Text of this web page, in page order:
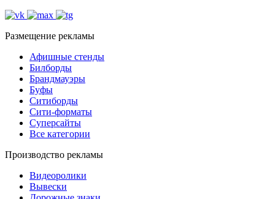
Размещение рекламы
Афишные стенды
Билборды
Брандмауэры
Буфы
Ситиборды
Сити-форматы
Суперсайты
Все категории
Производство рекламы
Видеоролики
Вывески